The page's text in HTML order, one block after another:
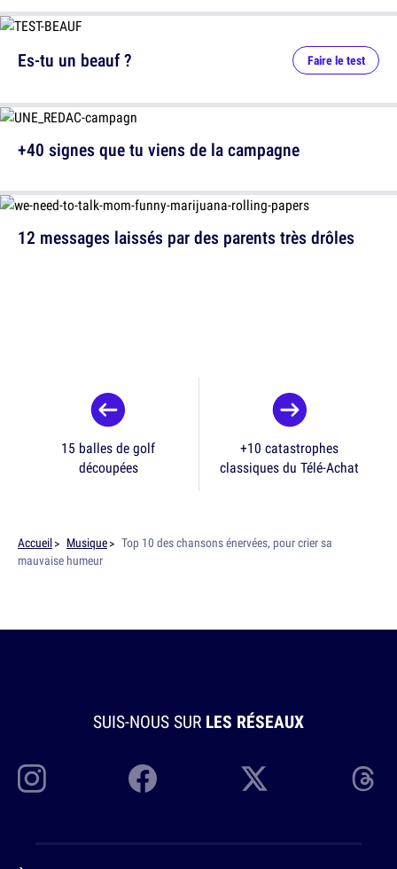
12 messages laissés par des parents très drôles
Es-tu un beauf ? Faire le test
+40 signes que tu viens de la campagne
15 balles de golf
découpées
+10 catastrophes
classiques du Télé-Achat
Accueil Musique
Top 10 des chansons énervées, pour crier sa
mauvaise humeur
SUIS-NOUS SUR LES RÉSEAUX